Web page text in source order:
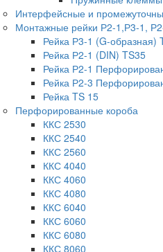
Интерфейсные и
Монтажные рейки Р2-1,Р3-1,
Рейка Р3-1 (G-образная)
Рейка Р2-1 (DIN) TS35
Рейка Р2-1
Рейка Р2-3
Рейка TS 15
Перфорированные короба
ККС 2530
ККС 2540
ККС 2560
ККС 4040
ККС 4060
ККС 4080
ККС 6040
ККС 6060
ККС 6080
ККС 8060